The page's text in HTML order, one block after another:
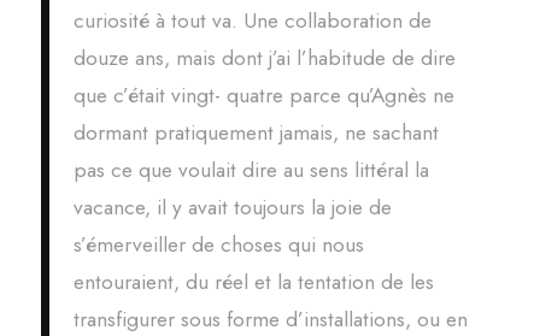
curiosité à tout va. Une collaboration de
douze ans, mais dont j’ai l’habitude de dire
que c’était vingt- quatre parce qu’Agnès ne
dormant pratiquement jamais, ne sachant
pas ce que voulait dire au sens littéral la
vacance, il y avait toujours la joie de
s’émerveiller de choses qui nous
entouraient, du réel et la tentation de les
transfigurer sous forme d’installations, ou en